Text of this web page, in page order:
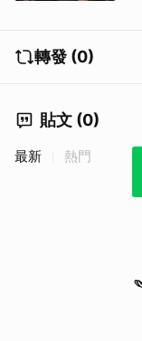
轉發 (0)
貼文 (0)
最新 熱門